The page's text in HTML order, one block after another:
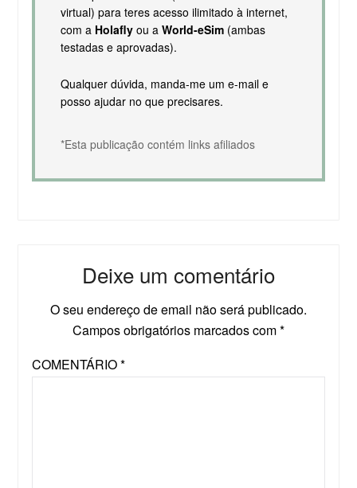
virtual) para teres acesso ilimitado à internet,
com a Holaflyou a World-eSim(ambas
testadas e aprovadas).
Qualquer dúvida, manda-me um e-mail e
posso ajudar no que precisares.
*Esta publicação contém links afiliados
Deixe um comentário
O seu endereço de email não será publicado.
Campos obrigatórios marcados com*
COMENTÁRIO*